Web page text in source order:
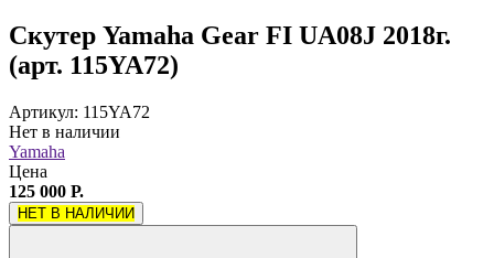
Скутер Yamaha Gear FI UA08J 2018г.
(арт. 115YA72)
Артикул: 115YA72
Нет в наличии
Yamaha
Цена
125 000 Р.
НЕТ В НАЛИЧИИ